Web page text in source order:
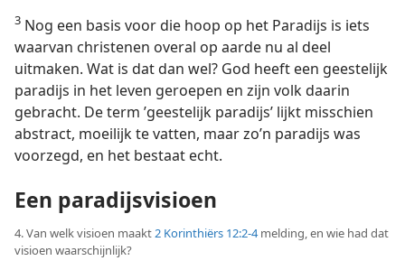
3 Nog een basis voor die hoop op het Paradijs is iets
waarvan christenen overal op aarde nu al deel
uitmaken. Wat is dat dan wel? God heeft een geestelijk
paradijs in het leven geroepen en zijn volk daarin
gebracht. De term ’geestelijk paradijs’ lijkt misschien
abstract, moeilijk te vatten, maar zo’n paradijs was
voorzegd, en het bestaat echt.
Een paradijsvisioen
4. Van welk visioen maakt2 Korinthiërs 12:2-4melding, en wie had dat
visioen waarschijnlijk?